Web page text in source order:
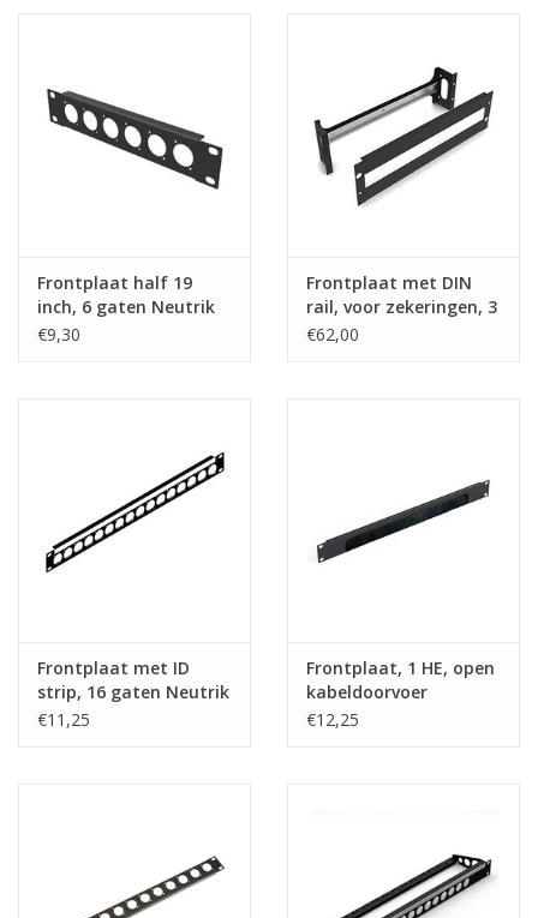
Frontplaat half 19
inch, 6 gaten Neutrik
"D", 1 HE, staal
€9,30
Frontplaat met DIN
rail, voor zekeringen, 3
HE
€62,00
Frontplaat met ID
strip, 16 gaten Neutrik
"D", 1 HE, staal
€11,25
Frontplaat, 1 HE, open
kabeldoorvoer
€12,25